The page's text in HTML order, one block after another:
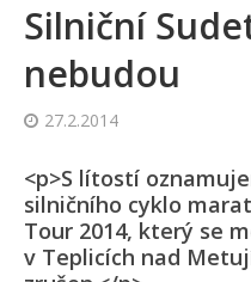
Silniční
nebudou
27.2.2014
<p>S lítostí
silničního cyklo
Tour 2014, který se
v Teplicích nad